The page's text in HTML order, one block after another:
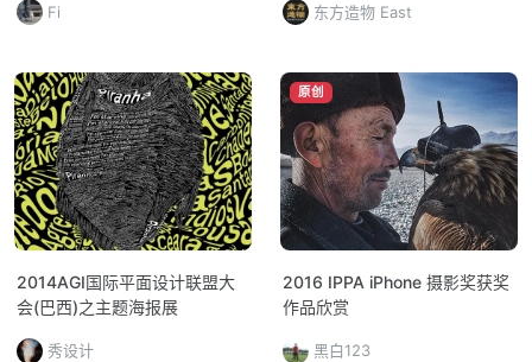
Fi 东方造物 East
2014AGI国际平面设计联盟大
会(巴西)之主题海报展
秀设计
原创
2016 IPPA iPhone 摄影奖获奖
作品欣赏
黑白123